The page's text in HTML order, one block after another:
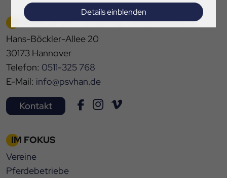
Details einblenden
PFERDESPORTVERBAND HANNOVER E.V.
Hans-Böckler-Allee 20
30173 Hannover
Telefon: 0511-325 768
E-Mail: info@psvhan.de
Kontakt
IM FOKUS
Vereine
Pferdebetriebe